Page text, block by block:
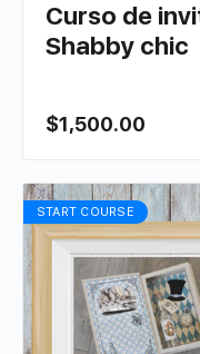
Curso de
Shabby chic
$1,500.00
START COURSE